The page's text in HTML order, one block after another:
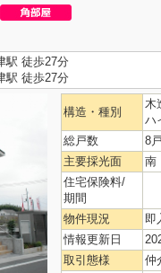
駅 徒歩27分
駅 徒歩27分
構造・種別
木
ハ
総戸数
8
主要採光面
南
住宅保険料/
期間
物件現況
即
情報更新日
取引態様
仲